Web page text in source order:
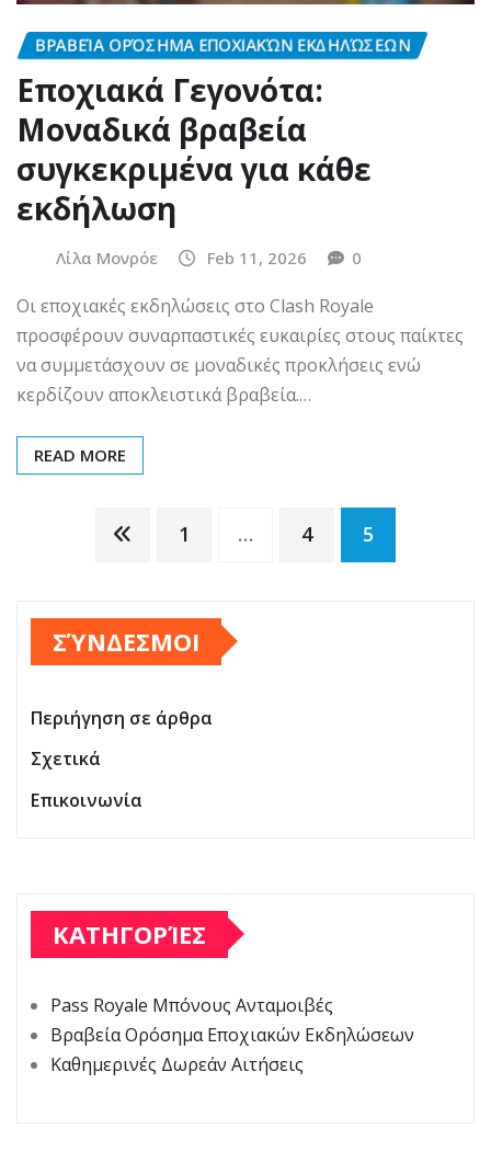
ΒΡΑΒΕΊΑ ΟΡΌΣΗΜΑ ΕΠΟΧΙΑΚΏΝ ΕΚΔΗΛΏΣΕΩΝ
Εποχιακά Γεγονότα:
Μοναδικά βραβεία
συγκεκριμένα για κάθε
εκδήλωση
Λίλα Μονρόε Feb 11, 2026 0
Οι εποχιακές εκδηλώσεις στο Clash Royale
προσφέρουν συναρπαστικές ευκαιρίες στους παίκτες
να συμμετάσχουν σε μοναδικές προκλήσεις ενώ
κερδίζουν αποκλειστικά βραβεία.…
READ MORE
Posts
pagination
1 … 4 5
ΣΎΝΔΕΣΜΟΙ
Περιήγηση σε άρθρα
Σχετικά
Επικοινωνία
ΚΑΤΗΓΟΡΊΕΣ
Pass Royale Μπόνους Ανταμοιβές
Βραβεία Ορόσημα Εποχιακών Εκδηλώσεων
Καθημερινές Δωρεάν Αιτήσεις